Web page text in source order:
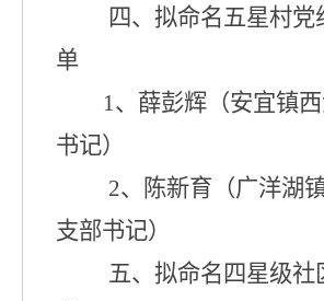
四、拟命名五星村党
单
1、薛彭辉（安宜镇
书记）
2、陈新育 （广洋湖
支部书记）
五、拟命名四星级社